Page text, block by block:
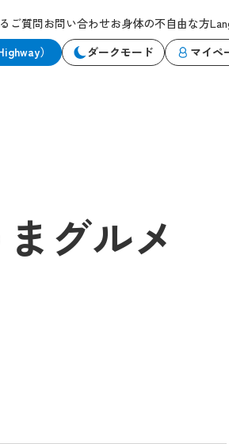
ご質問お問い合わせお身体の不自由な方
） ダークモード マイペ
グルメ